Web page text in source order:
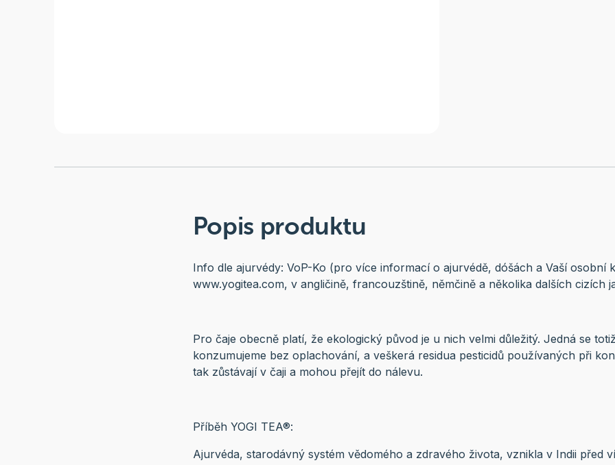
Popis produktu
Info dle ajurvédy: VoP-Ko (pro více informací o ajurvédě, dóšách a Vaší osobní
www.yogitea.com, v angličině, francouzštině, němčině a několika dalších cizích
Pro čaje obecně platí, že ekologický původ je u nich velmi důležitý. Jedná se
konzumujeme bez oplachování, a veškerá residua pesticidů používaných při
tak zůstávají v čaji a mohou přejít do nálevu.
Příběh YOGI TEA®:
Ajurvéda, starodávný systém vědomého a zdravého života, vznikla v Indii před